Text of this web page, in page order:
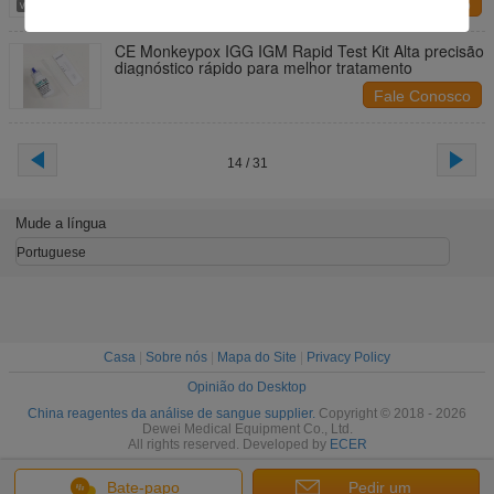
Fale Conosco
CE Monkeypox IGG IGM Rapid Test Kit Alta precisão
diagnóstico rápido para melhor tratamento
Fale Conosco
14 / 31
Bate-papo Pedir um
Mude a língua
Portuguese
Casa Sobre nós Mapa do Site
Privacy Policy
Opinião do Desktop
China reagentes da análise de sangue supplier. Copyright © 2018 - 2026
Dewei Medical Equipment Co., Ltd.
All rights reserved. Developed by ECER